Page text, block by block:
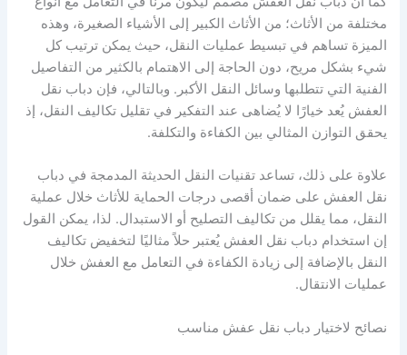
مختلفة من الأثاث؛ من الأثاث الكبير إلى الأشياء الصغيرة، وهذه
الميزة تساهم في تبسيط عمليات النقل، حيث يمكن ترتيب كل
شيء بشكل مريح، دون الحاجة إلى الاهتمام بالكثير من التفاصيل
الفنية التي تتطلبها وسائل النقل الأكبر. وبالتالي، فإن دباب نقل
العفش يُعد خيارًا لا يُضاهى عند التفكير في تقليل تكاليف النقل، إذ
يحقق التوازن المثالي بين الكفاءة والتكلفة.
علاوة على ذلك، تساعد تقنيات النقل الحديثة المدمجة في دباب
نقل العفش على ضمان أقصى درجات الحماية للأثاث خلال عملية
النقل، مما يقلل من تكاليف التصليح أو الاستبدال. لذا، يمكن القول
إن استخدام دباب نقل العفش يُعتبر حلاً مثاليًا لتخفيض تكاليف
النقل بالإضافة إلى زيادة الكفاءة في التعامل مع العفش خلال
عمليات الانتقال.
نصائح لاختيار دباب نقل عفش مناسب